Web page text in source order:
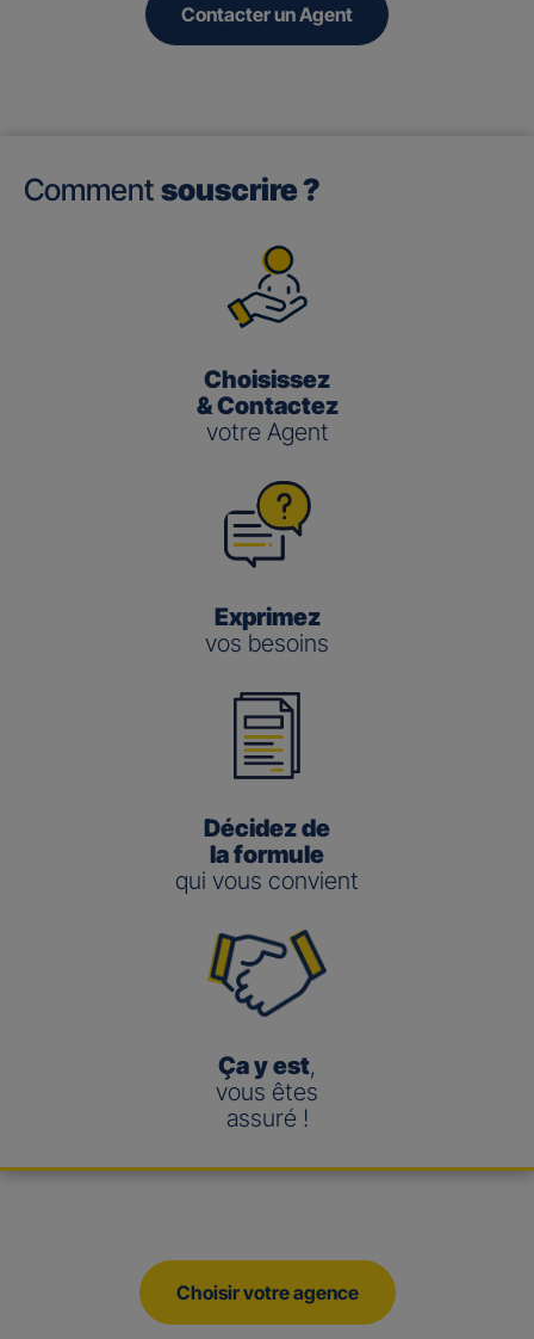
Contacter un Agent
Comment souscrire ?
Choisissez
& Contactez
votre Agent
Exprimez
vos besoins
Décidez de
la formule
qui vous convient
Ça y est,
vous êtes
assuré !
Choisir votre agence